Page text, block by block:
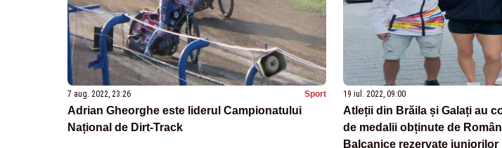
7 aug. 2022, 23:26 Sport
Adrian Gheorghe este liderul Campionatului
Național de Dirt-Track
19 iul. 2022, 09:00
Atleții din Brăila și Galați au
de medalii obținute de
Balcanice rezervate juniorilor